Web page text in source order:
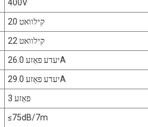
400V
20 קילוואט
22 קילוואט
יעדע פאַזע 26.0A
יעדע פאַזע 29.0A
3 פאַזע
≤75dB/7m